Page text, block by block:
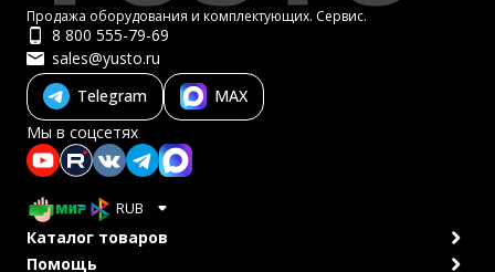
Продажа оборудования и комплектующих. Сервис.
8 800 555-79-69
sales@yusto.ru
Telegram
MAX
Мы в соцсетях
RUB
Каталог товаров
Помощь